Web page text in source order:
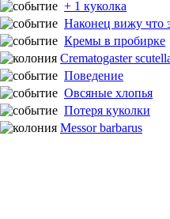
+ 1 куколка
Наконец вижу что
Кремы в пробирке
Crematogaster
Поведение
Овсяные хлопья
Потеря куколки
Messor barbarus